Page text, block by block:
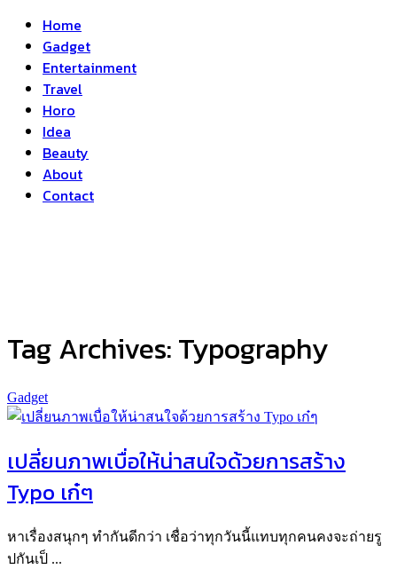
Home
Gadget
Entertainment
Travel
Horo
Idea
Beauty
About
Contact
Tag Archives:Typography
Gadget
เปลี่ยนภาพเบื่อให้น่าสนใจด้วยการสร้าง
Typo เก๋ๆ
หาเรื่องสนุกๆ ทำกันดีกว่า เชื่อว่าทุกวันนี้แทบทุกคนคงจะถ่ายรู
ปกันเป็ ...